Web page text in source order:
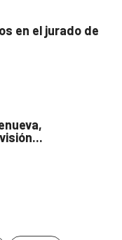
en el jurado de